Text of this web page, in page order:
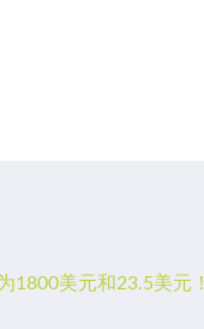
1800美元和23.5美元！